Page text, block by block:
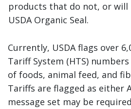
products that do not, or will
USDA Organic Seal.
Currently, USDA flags over
Tariff System (HTS)
of foods, animal feed, and
Tariffs are flagged as either
message set may be